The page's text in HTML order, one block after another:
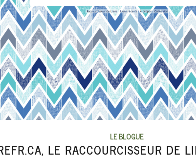
LE BLOGUE
LE RACCOURCISSEUR DE